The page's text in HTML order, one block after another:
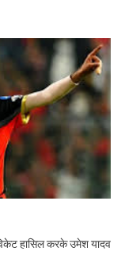
हासिल करके उमेश यादव